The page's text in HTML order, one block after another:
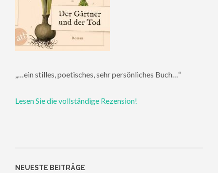
„…ein stilles, poetisches, sehr persönliches Buch…“
Lesen Sie die vollständige Rezension!
NEUESTE BEITRÄGE